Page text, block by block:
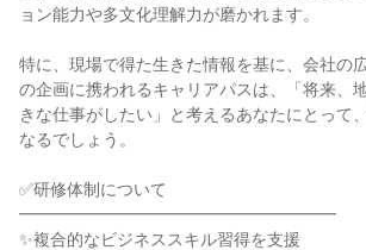
ョン能力や多文化理解力が磨かれます。
特に、現場で得た生きた情報を基に、会社の
の企画に携われるキャリアパスは、「将来、
きな仕事がしたい」と考えるあなたにとって
なるでしょう。
✅研修体制について
━━━━━━━━━━━━━━━━━━━
✨複合的なビジネススキル習得を支援